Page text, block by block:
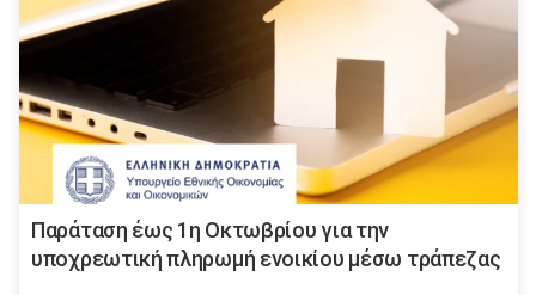
Παράταση έως 1η Οκτωβρίου για την
υποχρεωτική πληρωμή ενοικίου μέσω τράπεζας